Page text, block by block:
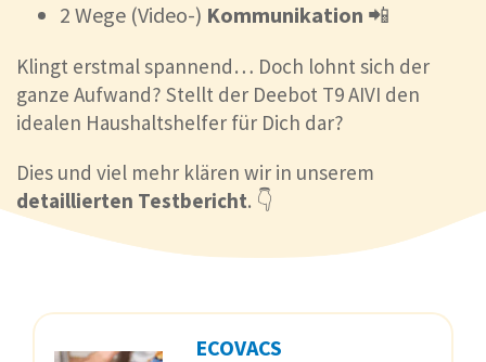
2 Wege (Video-) Kommunikation 📲
Klingt erstmal spannend… Doch lohnt sich der
ganze Aufwand? Stellt der Deebot T9 AIVI den
idealen Haushaltshelfer für Dich dar?
Dies und viel mehr klären wir in unserem
detaillierten Testbericht. 👇
ECOVACS